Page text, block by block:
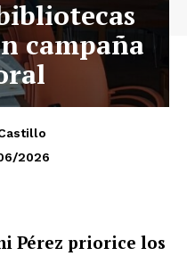
campaña
2026
Pérez priorice los